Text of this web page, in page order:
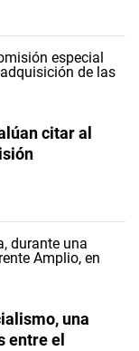
citar al
una
entre el